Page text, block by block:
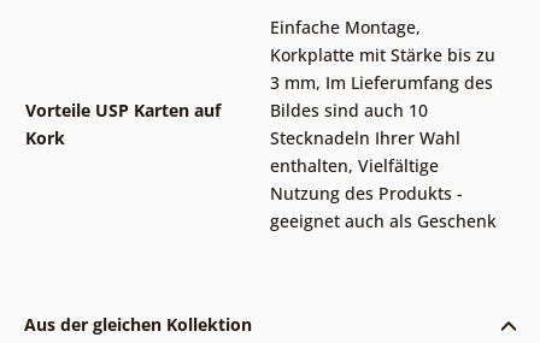
Vorteile USP Karten auf
Kork
Einfache Montage,
Korkplatte mit Stärke bis zu
3 mm, Im Lieferumfang des
Bildes sind auch 10
Stecknadeln Ihrer Wahl
enthalten, Vielfältige
Nutzung des Produkts -
geeignet auch als Geschenk
Aus der gleichen Kollektion